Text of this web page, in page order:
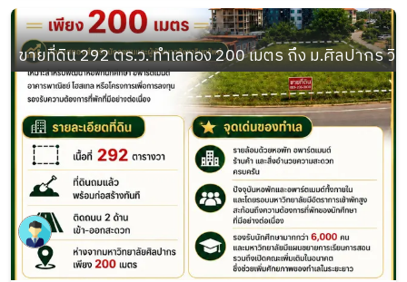
ขายที่ดิน 292 ตร.ว. ทำเลทอง 200 เมตร ถึง ม.ศิลปากร วิ